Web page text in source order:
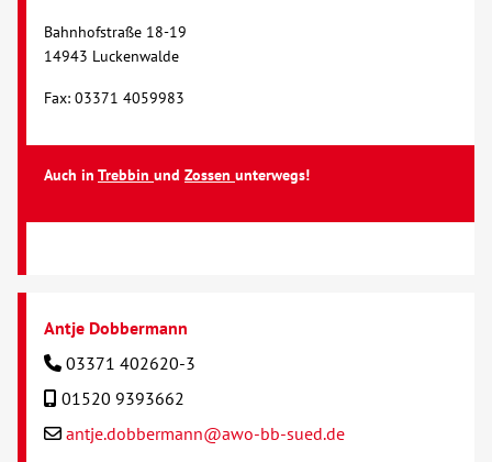
Bahnhofstraße 18-19
14943 Luckenwalde
Fax: 03371 4059983
Auch in Trebbin und Zossen unterwegs!
Antje Dobbermann
03371 402620-3
01520 9393662
antje.dobbermann@awo-bb-sued.de